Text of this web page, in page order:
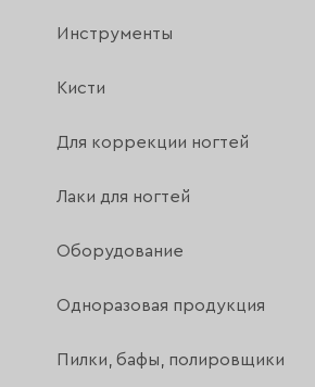
Инструменты
Кисти
Для коррекции ногтей
Лаки для ногтей
Оборудование
Одноразовая продукция
Пилки, бафы, полировщики